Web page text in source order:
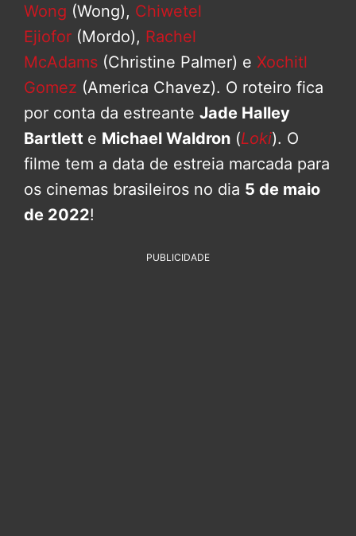
Wong (Wong), Chiwetel
Ejiofor (Mordo), Rachel
McAdams (Christine Palmer) e Xochitl
Gomez (America Chavez). O roteiro fica
por conta da estreante Jade Halley
Bartlett e Michael Waldron (Loki). O
filme tem a data de estreia marcada para
os cinemas brasileiros no dia 5 de maio
de 2022!
PUBLICIDADE